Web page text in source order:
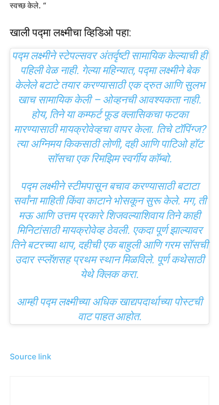
स्वच्छ केले. “
खाली पद्मा लक्ष्मीचा व्हिडिओ पहा:
पद्म लक्ष्मीने स्टेपल्सवर अंतर्दृष्टी सामायिक केल्याची ही
पहिली वेळ नाही. गेल्या महिन्यात, पद्मा लक्ष्मीने बेक
केलेले बटाटे तयार करण्यासाठी एक द्रुत आणि सुलभ
खाच सामायिक केली – ओव्हनची आवश्यकता नाही.
होय, तिने या कम्फर्ट फूड क्लासिकचा फटका
मारण्यासाठी मायक्रोवेव्हचा वापर केला. तिचे टॉपिंग्ज?
त्या अग्निमय किकसाठी लोणी, दही आणि पाटिओ हॉट
सॉसचा एक रिमझिम स्वर्गीय कॉम्बो.
पद्म लक्ष्मीने स्टीमपासून बचाव करण्यासाठी बटाटा
सर्वांना माहिती किंवा काटाने भोसकून सुरू केले. मग, ती
मऊ आणि उत्तम प्रकारे शिजवल्याशिवाय तिने काही
मिनिटांसाठी मायक्रोवेव्ह ठेवली. एकदा पूर्ण झाल्यावर
तिने बटरच्या थाप, दहीची एक बाहुली आणि गरम सॉसची
उदार स्प्लॅशसह प्रथम स्थान मिळविले. पूर्ण कथेसाठी
येथे क्लिक करा.
आम्ही पद्म लक्ष्मीच्या अधिक खाद्यपदार्थाच्या पोस्टची
वाट पाहत आहोत.
Source link